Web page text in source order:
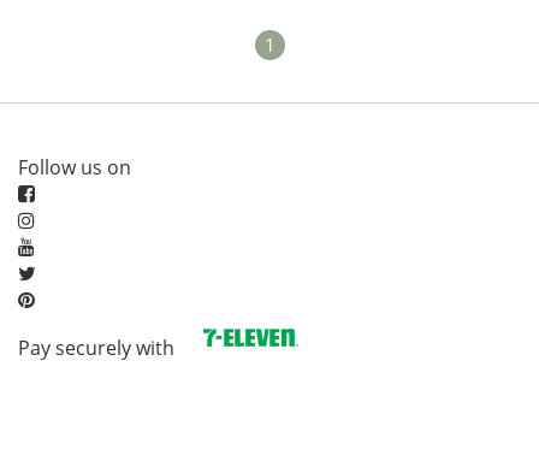
1
Follow us on
Pay securely with